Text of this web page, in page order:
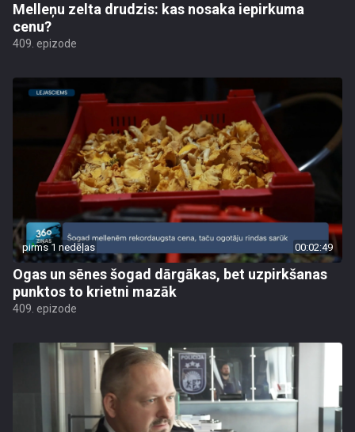
Melleņu zelta drudzis: kas nosaka iepirkuma
cenu?
409. epizode
pirms 1 nedēļas 00:02:49
Ogas un sēnes šogad dārgākas, bet uzpirkšanas
punktos to krietni mazāk
409. epizode